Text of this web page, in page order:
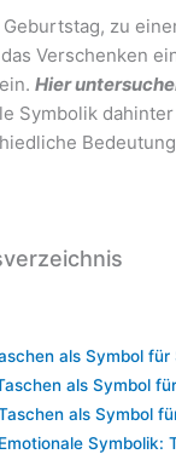
Geburtstag, zu
Verschenken
Hier
Symbolik
als Symbol
als Symbol
als Symbol
Symbolik: